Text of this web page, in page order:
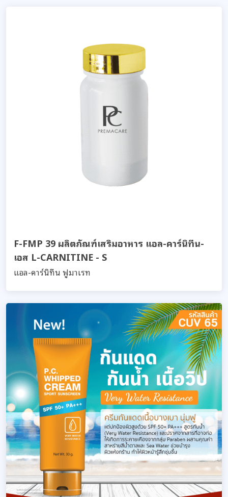
F-FMP 39 ผลิตภัณฑ์เสริมอาหาร แอล-คาร์นิทีน-
เอส L-CARNITINE - S
แอล-คาร์นิทีน ฟูมาเรท